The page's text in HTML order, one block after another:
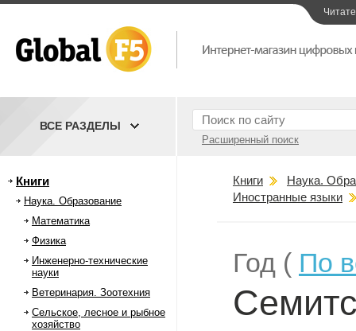
Расширенный поиск
ВСЕ РАЗДЕЛЫ
Книги
Наука. Образование
Математика
Физика
Инженерно-технические
науки
Ветеринария. Зоотехния
Сельское, лесное и рыбное
хозяйство
Книги
Наука.
Иностранные языки
Год ( По